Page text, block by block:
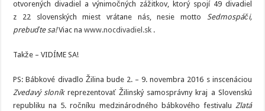
otvorených divadiel a výnimočných zážitkov, ktorý spojí 49 divadiel
z 22 slovenských miest vrátane nás, nesie motto Sedmospáči,
prebuďte sa!Viac nawww.nocdivadiel.sk .
Takže – VIDÍME SA!
PS: Bábkové divadlo Žilina bude 2. – 9. novembra 2016 s inscenáciou
Zvedavý sloníkreprezentovať Žilinský samosprávny kraj a Slovenskú
republiku na 5. ročníku medzinárodného bábkového festivalu Zlatá